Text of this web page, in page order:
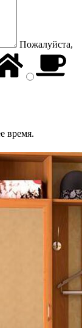
Пожалуйста,
время.